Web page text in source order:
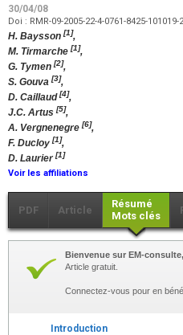
30/04/08
Doi : RMR-09-2005-22-4-0761-8425-101019-
H. Baysson [1],
M. Tirmarche [1],
G. Tymen [2],
S. Gouva [3],
D. Caillaud[4],
J.C. Artus [5],
A. Vergnenegre [6],
F. Ducloy [1],
D. Laurier[1]
Voir les affiliations
PDF Article
Résumé
Mots clés
Bienvenue sur EM-
Article gratuit.
Connectez-vous pour en
Introduction